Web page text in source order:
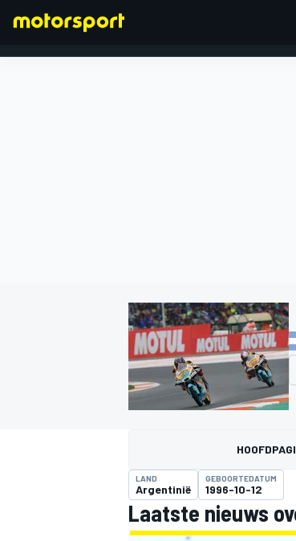
MOTOGP
LAND
Argentinië
GEBOORTEDATUM
1996-10-12
Laatste nieuws